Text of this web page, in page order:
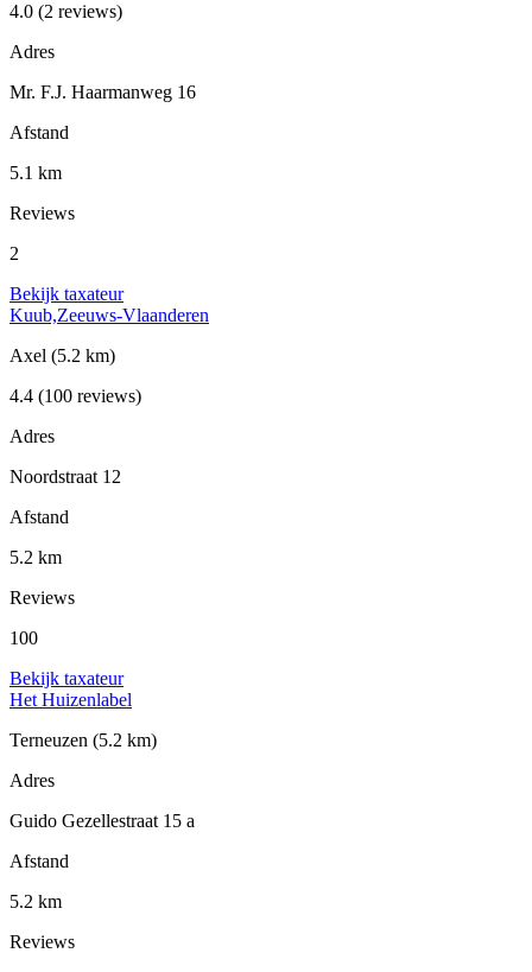
4.0 (2 reviews)
Adres
Mr. F.J. Haarmanweg 16
Afstand
5.1 km
Reviews
2
Bekijk taxateur
Kuub,Zeeuws-Vlaanderen
Axel (5.2 km)
4.4 (100 reviews)
Adres
Noordstraat 12
Afstand
5.2 km
Reviews
100
Bekijk taxateur
Het Huizenlabel
Terneuzen (5.2 km)
Adres
Guido Gezellestraat 15 a
Afstand
5.2 km
Reviews